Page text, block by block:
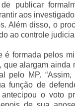
publicar
aos
Além disso, o
ao controle
é formada pelos
que alargam ainda
pelo MP.
função de
o voto